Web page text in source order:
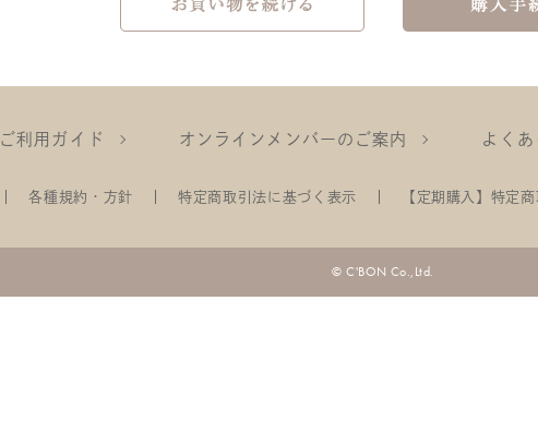
ご利用ガイド オンラインメンバーのご案内 よく
各種規約・方針 特定商取引法に基づく表示 【定期購入】特定
© C'BON Co.,Ltd.